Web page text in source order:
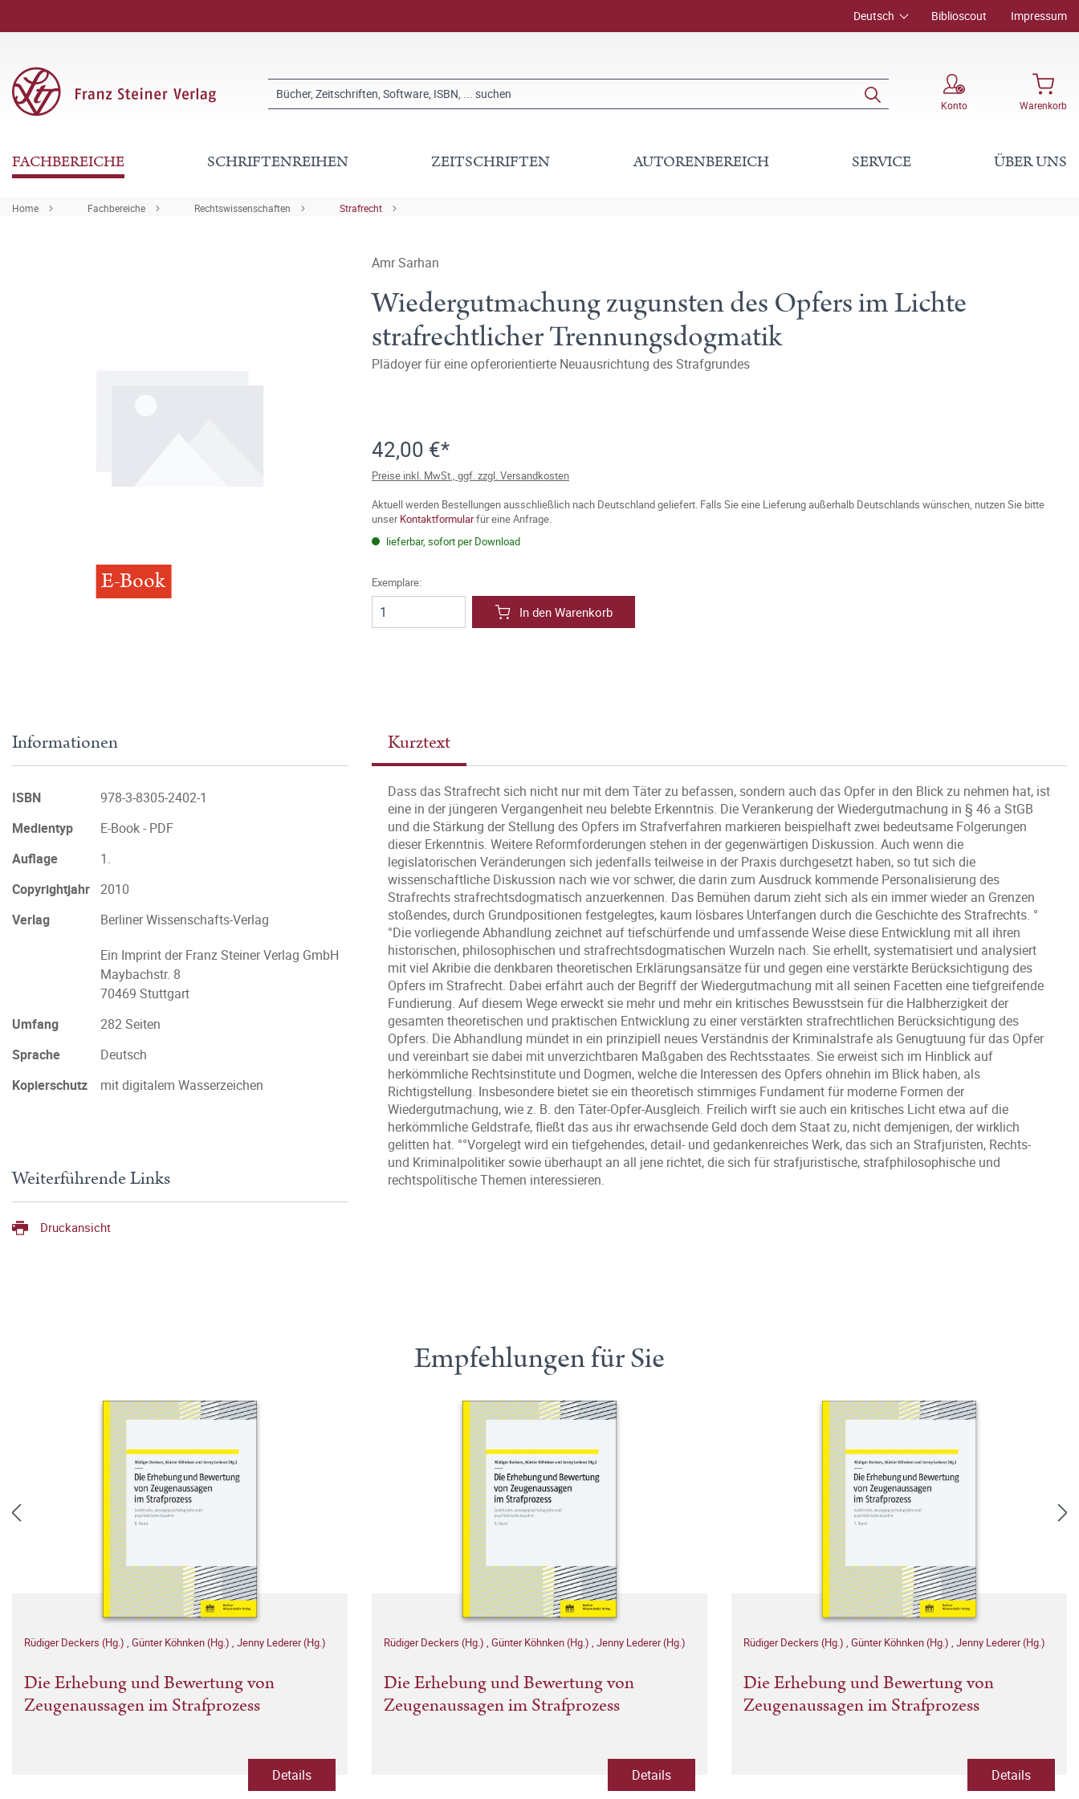
Deutsch Biblioscout Impressum
Konto Warenkorb
FACHBEREICHE SCHRIFTENREIHEN ZEITSCHRIFTEN AUTORENBEREICH SERVICE ÜBER UNS
Home Fachbereiche Rechtswissenschaften Strafrecht
E-Book
Amr Sarhan
Wiedergutmachung zugunsten des Opfers im Lichte
strafrechtlicher Trennungsdogmatik
Plädoyer für eine opferorientierte Neuausrichtung des Strafgrundes
42,00 €*
Preise inkl. MwSt., ggf. zzgl. Versandkosten
Aktuell werden Bestellungen ausschließlich nach Deutschland geliefert. Falls Sie eine Lieferung außerhalb Deutschlands wünschen, nutzen Sie bitte
unserKontaktformularfür eine Anfrage.
lieferbar, sofort per Download
Exemplare:
In den Warenkorb
Kurztext
Dass das Strafrecht sich nicht nur mit dem Täter zu befassen, sondern auch das Opfer in den Blick zu nehmen hat, ist
eine in der jüngeren Vergangenheit neu belebte Erkenntnis. Die Verankerung der Wiedergutmachung in § 46 a StGB
und die Stärkung der Stellung des Opfers im Strafverfahren markieren beispielhaft zwei bedeutsame Folgerungen
dieser Erkenntnis. Weitere Reformforderungen stehen in der gegenwärtigen Diskussion. Auch wenn die
legislatorischen Veränderungen sich jedenfalls teilweise in der Praxis durchgesetzt haben, so tut sich die
wissenschaftliche Diskussion nach wie vor schwer, die darin zum Ausdruck kommende Personalisierung des
Strafrechts strafrechtsdogmatisch anzuerkennen. Das Bemühen darum zieht sich als ein immer wieder an Grenzen
stoßendes, durch Grundpositionen festgelegtes, kaum lösbares Unterfangen durch die Geschichte des Strafrechts. °
°Die vorliegende Abhandlung zeichnet auf tiefschürfende und umfassende Weise diese Entwicklung mit all ihren
historischen, philosophischen und strafrechtsdogmatischen Wurzeln nach. Sie erhellt, systematisiert und analysiert
mit viel Akribie die denkbaren theoretischen Erklärungsansätze für und gegen eine verstärkte Berücksichtigung des
Opfers im Strafrecht. Dabei erfährt auch der Begriff der Wiedergutmachung mit all seinen Facetten eine tiefgreifende
Fundierung. Auf diesem Wege erweckt sie mehr und mehr ein kritisches Bewusstsein für die Halbherzigkeit der
gesamten theoretischen und praktischen Entwicklung zu einer verstärkten strafrechtlichen Berücksichtigung des
Opfers. Die Abhandlung mündet in ein prinzipiell neues Verständnis der Kriminalstrafe als Genugtuung für das Opfer
und vereinbart sie dabei mit unverzichtbaren Maßgaben des Rechtsstaates. Sie erweist sich im Hinblick auf
herkömmliche Rechtsinstitute und Dogmen, welche die Interessen des Opfers ohnehin im Blick haben, als
Richtigstellung. Insbesondere bietet sie ein theoretisch stimmiges Fundament für moderne Formen der
Wiedergutmachung, wie z. B. den Täter-Opfer-Ausgleich. Freilich wirft sie auch ein kritisches Licht etwa auf die
herkömmliche Geldstrafe, fließt das aus ihr erwachsende Geld doch dem Staat zu, nicht demjenigen, der wirklich
gelitten hat. °°Vorgelegt wird ein tiefgehendes, detail- und gedankenreiches Werk, das sich an Strafjuristen, Rechts-
und Kriminalpolitiker sowie überhaupt an all jene richtet, die sich für strafjuristische, strafphilosophische und
rechtspolitische Themen interessieren.
Informationen
ISBN
978-3-8305-2402-1
Medientyp
E-Book - PDF
Auflage
1.
Copyrightjahr 2010
Verlag
Berliner Wissenschafts-Verlag
Ein Imprint der Franz Steiner Verlag GmbH
Maybachstr. 8
70469 Stuttgart
Umfang
282 Seiten
Sprache
Deutsch
Kopierschutz
mit digitalem Wasserzeichen
Weiterführende Links
Druckansicht
Empfehlungen für Sie
Rüdiger Deckers (Hg.) , Günter Köhnken (Hg.) , Jenny Lederer (Hg.)
Die Erhebung und Bewertung von
Zeugenaussagen im Strafprozess
Details
Rüdiger Deckers (Hg.) , Günter Köhnken (Hg.) , Jenny Lederer (Hg.)
Die Erhebung und Bewertung von
Zeugenaussagen im Strafprozess
Details
Rüdiger Deckers (Hg.) , Günter Köhnken (Hg.) , Jenny Lederer (Hg.)
Die Erhebung und Bewertung von
Zeugenaussagen im Strafprozess
Details